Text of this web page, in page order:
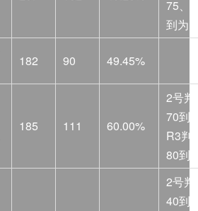
75、
到为
182 90 49.45%
185 111 60.00%
2号
70到
R3判
80到
2号
40到